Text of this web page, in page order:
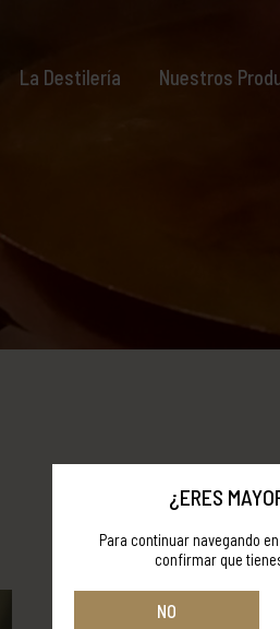
La Destilería Nuestros
¿ERES
Para continuar navegando
confirmar que
NO